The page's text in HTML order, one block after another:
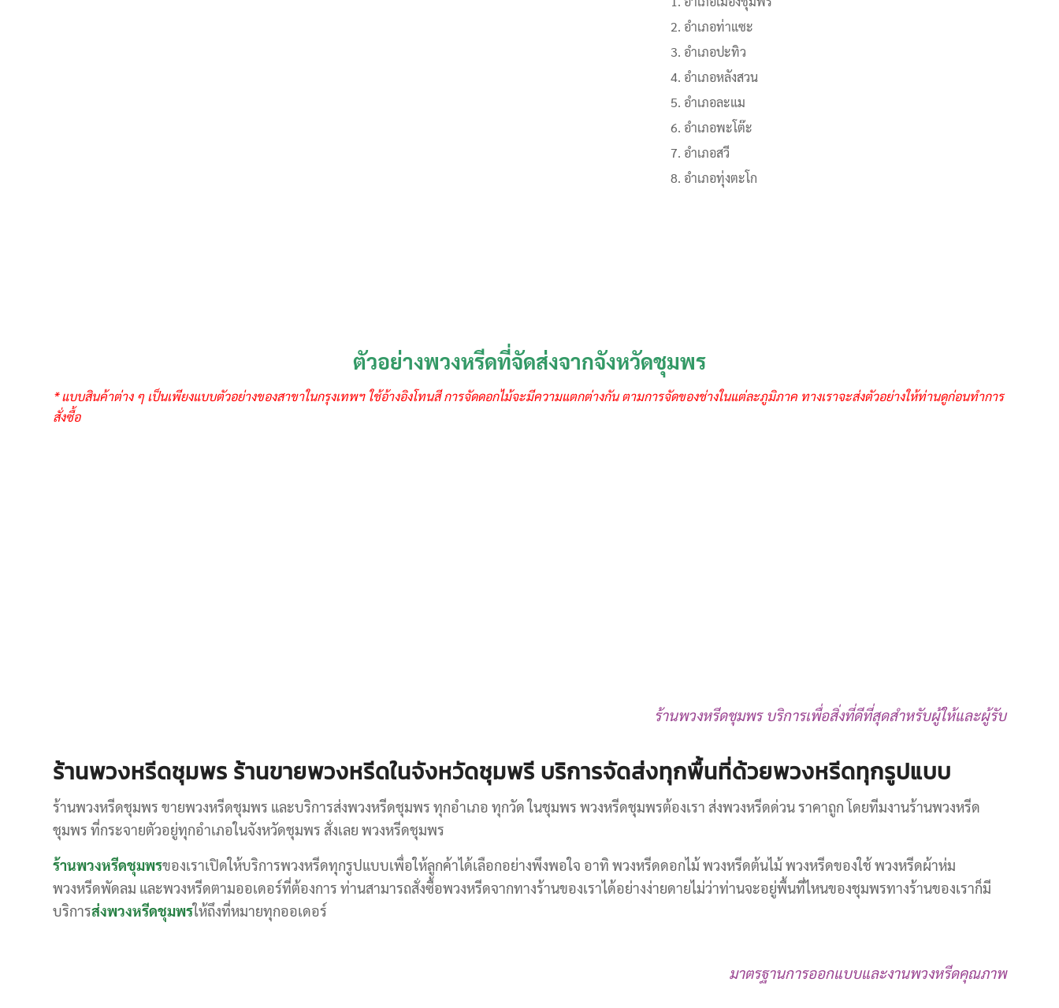
อำเภอท่าแซะ
อำเภอปะทิว
อำเภอหลังสวน
อำเภอละแม
อำเภอพะโต๊ะ
อำเภอสวี
อำเภอทุ่งตะโก
ตัวอย่างพวงหรีดที่จัดส่งจากจังหวัดชุมพร
* แบบสินค้าต่าง ๆ เป็นเพียงแบบตัวอย่างของสาขาในกรุงเทพฯ ใช้อ้างอิงโทนสี การจัดดอกไม้จะมีความแตกต่างกัน ตามการจัดของช่างในแต่ละภูมิภาค ทางเราจะส่งตัวอย่างให้ท่านดูก่อนทำการ
สั่งซื้อ
ร้านพวงหรีดชุมพร บริการเพื่อสิ่งที่ดีที่สุดสำหรับผู้ให้และผู้รับ
ร้านพวงหรีดชุมพร ร้านขายพวงหรีดในจังหวัดชุมพรี บริการจัดส่งทุกพื้นที่ด้วยพวงหรีดทุกรูปแบบ
ร้านพวงหรีดชุมพร ขายพวงหรีดชุมพร และบริการส่งพวงหรีดชุมพร ทุกอำเภอ ทุกวัด ในชุมพร พวงหรีดชุมพรต้องเรา ส่งพวงหรีดด่วน ราคาถูก โดยทีมงานร้านพวงหรีด
ชุมพร ที่กระจายตัวอยู่ทุกอำเภอในจังหวัดชุมพร สั่งเลย พวงหรีดชุมพร
ร้านพวงหรีดชุมพรของเราเปิดให้บริการพวงหรีดทุกรูปแบบเพื่อให้ลูกค้าได้เลือกอย่างพึงพอใจ อาทิ พวงหรีดดอกไม้ พวงหรีดต้นไม้ พวงหรีดของใช้ พวงหรีดผ้าห่ม
พวงหรีดพัดลม และพวงหรีดตามออเดอร์ที่ต้องการ ท่านสามารถสั่งซื้อพวงหรีดจากทางร้านของเราได้อย่างง่ายดายไม่ว่าท่านจะอยู่พื้นที่ไหนของชุมพรทางร้านของเราก็มี
บริการส่งพวงหรีดชุมพรให้ถึงที่หมายทุกออเดอร์
มาตรฐานการออกแบบและงานพวงหรีดคุณภาพ